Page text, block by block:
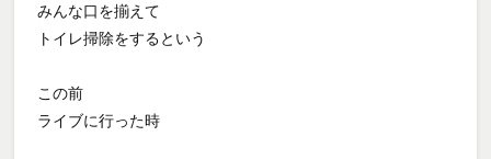
みんな口を揃えて
トイレ掃除をするという
この前
ライブに行った時